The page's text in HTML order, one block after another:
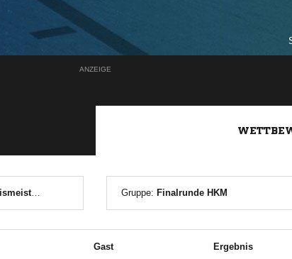
ANZEIGE
Gruppenrunde - Hallenkreismeisterschaft Gruppe: Finalrunde HKM
Gast Ergebnis